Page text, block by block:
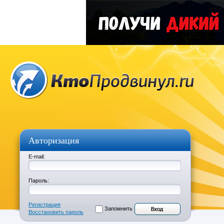
Авторизация
E-mail:
Пароль:
Регистрация
Восстановить пароль
Запомнить